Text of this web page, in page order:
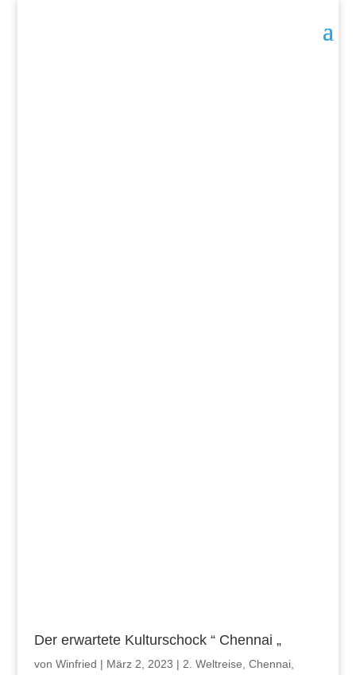
Der erwartete Kulturschock “ Chennai „
von Winfried | März 2, 2023 | 2. Weltreise Chennai,